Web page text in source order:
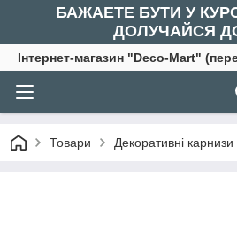
БАЖАЕТЕ БУТИ У
ДОЛУЧАЙСЯ
Інтернет-магазин "Deco-Mart"
Товари Декоративні карнизи